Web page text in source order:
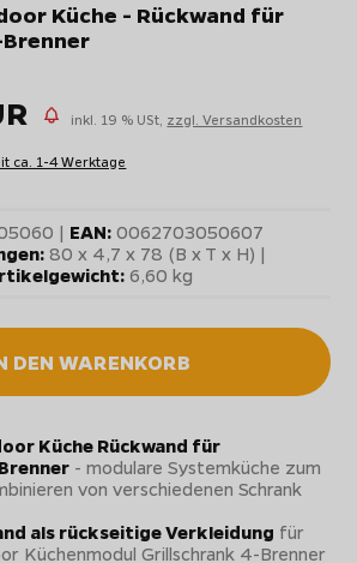
Küche - Rückwand für
inkl. 19 % USt, zzgl. Versandkosten
ca. 1-4 Werktage
| EAN: 0062703050607
80 x 4,7 x 78 (B x T x H) |
6,60 kg
DEN WARENKORB
Küche Rückwand für
- modulare Systemküche zum
von verschiedenen Schrank
als rückseitige Verkleidung für
Küchenmodul Grillschrank 4-Brenner